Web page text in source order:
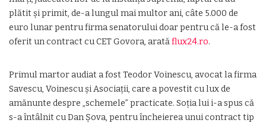
plătit şi primit, de-a lungul mai multor ani, câte 5.000 de
euro lunar pentru firma senatorului doar pentru că le-a fost
oferit un contract cu CET Govora, aratăflux24.ro.
Primul martor audiat a fost Teodor Voinescu, avocat la firma
Savescu, Voinescu și Asociații, care a povestit cu lux de
amănunte despre „schemele” practicate. Soția lui i-a spus că
s-a întâlnit cu Dan Şova, pentru încheierea unui contract tip